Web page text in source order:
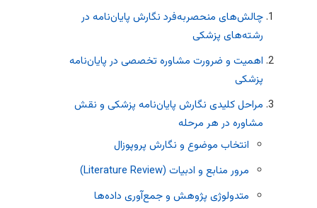
چالش‌های منحصربه‌فرد نگارش پایان‌نامه در
رشته‌های پزشکی
اهمیت و ضرورت مشاوره تخصصی در پایان‌نامه
پزشکی
مراحل کلیدی نگارش پایان‌نامه پزشکی و نقش
مشاوره در هر مرحله
انتخاب موضوع و نگارش پروپوزال
مرور منابع و ادبیات (Literature Review)
متدولوژی پژوهش و جمع‌آوری داده‌ها